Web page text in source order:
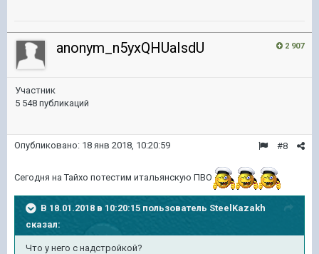
2 907
anonym_n5yxQHUaIsdU
Участник
5 548 публикаций
#8
Опубликовано: 18 янв 2018, 10:20:59
Сегодня на Тайхо потестим итальянскую ПВО
В 18.01.2018 в 10:20:15 пользователь SteelKazakh
сказал:
Что у него с надстройкой?